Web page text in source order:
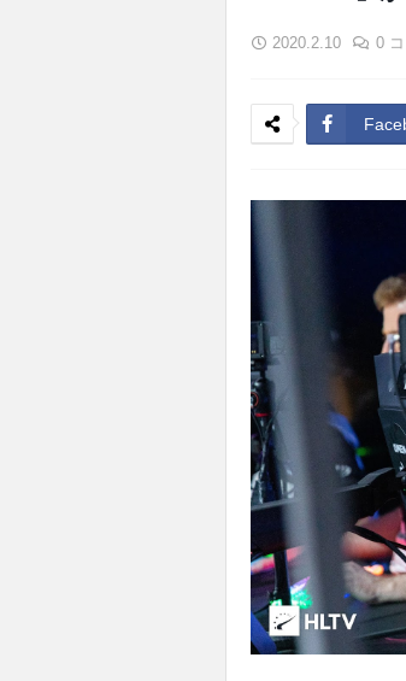
2020.2.10 0